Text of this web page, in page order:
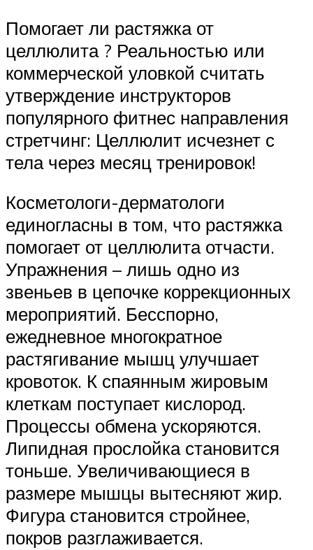
Помогает ли растяжка от
целлюлита ? Реальностью или
коммерческой уловкой считать
утверждение инструкторов
популярного фитнес направления
стретчинг: Целлюлит исчезнет с
тела через месяц тренировок!
Косметологи-дерматологи
единогласны в том, что растяжка
помогает от целлюлита отчасти.
Упражнения – лишь одно из
звеньев в цепочке коррекционных
мероприятий. Бесспорно,
ежедневное многократное
растягивание мышц улучшает
кровоток. К спаянным жировым
клеткам поступает кислород.
Процессы обмена ускоряются.
Липидная прослойка становится
тоньше. Увеличивающиеся в
размере мышцы вытесняют жир.
Фигура становится стройнее,
покров разглаживается.